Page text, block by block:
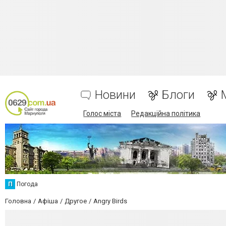
Новини Блоги
Голос міста Редакційна політика
П Погода
Головна Афіша Другое Angry Birds